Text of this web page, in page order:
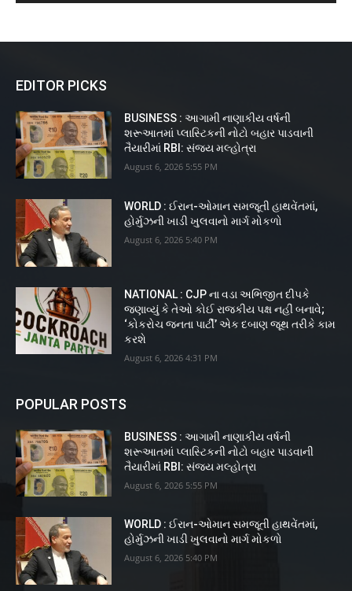
EDITOR PICKS
BUSINESS : આગામી નાણાકીય વર્ષની
શરૂઆતમાં પ્લાસ્ટિકની નોટો બહાર પાડવાની
તૈયારીમાં RBI: સંજય મલ્હોત્રા
August 6, 2026 5:55 PM
WORLD : ઈરાન-ઓમાન સમજૂતી હાથવેંતમાં,
હોર્મુઝની ખાડી ખુલવાનો માર્ગ મોકળો
August 6, 2026 5:40 PM
NATIONAL : CJP ના વડા અભિજીત દીપકે
જણાવ્યું કે તેઓ કોઈ રાજકીય પક્ષ નહીં બનાવે;
‘કોકરોચ જનતા પાર્ટી’ એક દબાણ જૂથ તરીકે કામ
કરશે
August 6, 2026 4:31 PM
POPULAR POSTS
BUSINESS : આગામી નાણાકીય વર્ષની
શરૂઆતમાં પ્લાસ્ટિકની નોટો બહાર પાડવાની
તૈયારીમાં RBI: સંજય મલ્હોત્રા
August 6, 2026 5:55 PM
WORLD : ઈરાન-ઓમાન સમજૂતી હાથવેંતમાં,
હોર્મુઝની ખાડી ખુલવાનો માર્ગ મોકળો
August 6, 2026 5:40 PM